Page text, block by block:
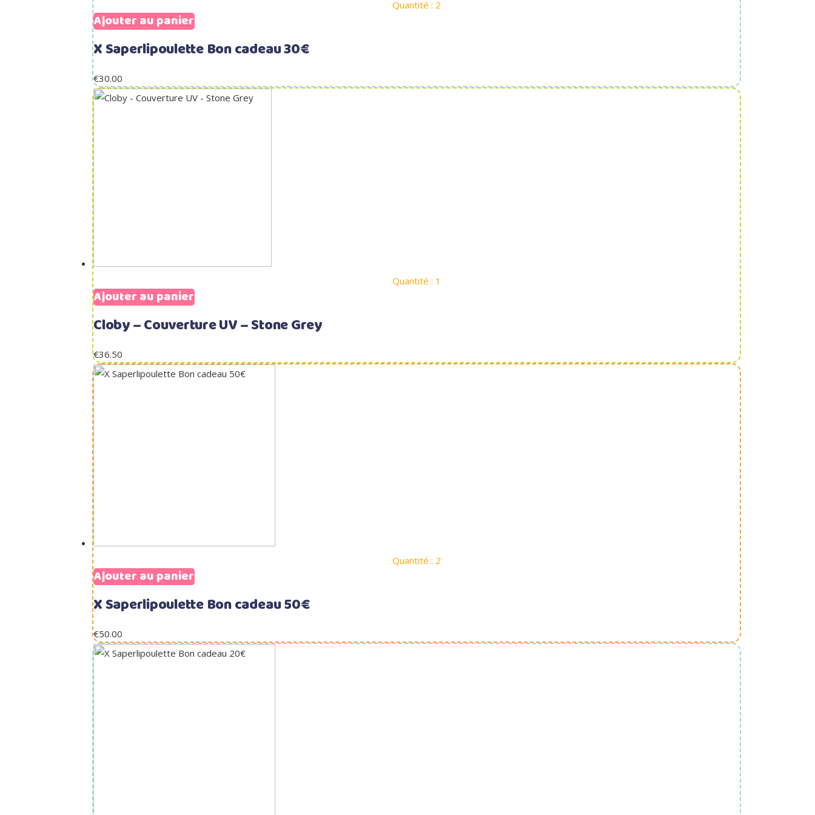
Quantité : 2
Ajouter au panier
X Saperlipoulette Bon cadeau 30€
€30.00
Quantité : 1
Ajouter au panier
Cloby – Couverture UV – Stone Grey
€36.50
Quantité : 2
Ajouter au panier
X Saperlipoulette Bon cadeau 50€
€50.00